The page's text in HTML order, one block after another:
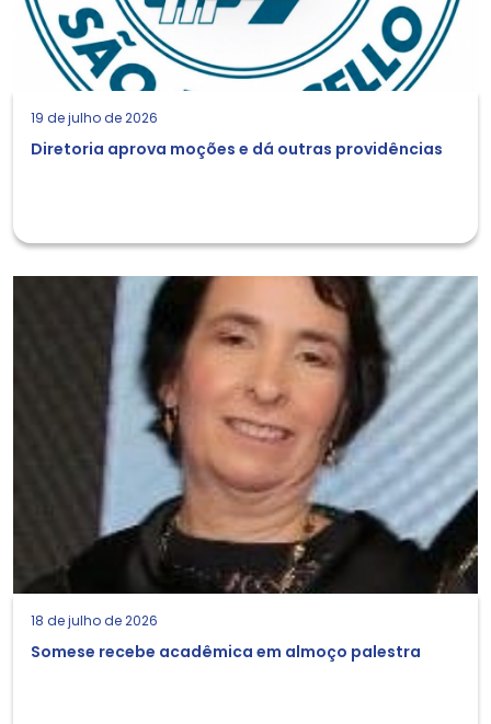
19 de julho de 2026
Diretoria aprova moções e dá outras providências
18 de julho de 2026
Somese recebe acadêmica em almoço palestra